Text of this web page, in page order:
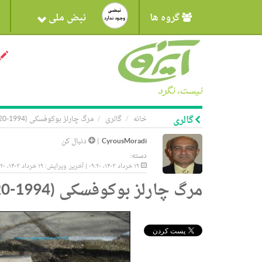
گروه ها نبض ملی
نیست، نگرد
خانه گالری مرگ چارلز بوکوفسکی (1994-1920) گالری
CyrousMoradi
|
دنبال کن
دسته:
مرگ چارلز بوکوفسکی (1994-1920)